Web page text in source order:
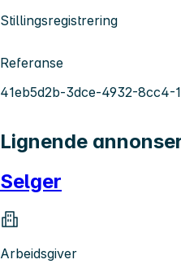
Stillingsregistrering
Referanse
41eb5d2b-3dce-4932-8cc4-
Lignende
Selger
Arbeidsgiver